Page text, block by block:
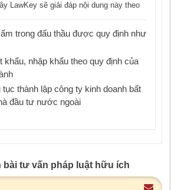
LawKey sẽ giải đáp nội dung này theo
trong đấu thầu được quy định như
khẩu, nhập khẩu theo quy định của
thành lập công ty kinh doanh bất
đầu tư nước ngoài
bài tư vấn pháp luật hữu ích